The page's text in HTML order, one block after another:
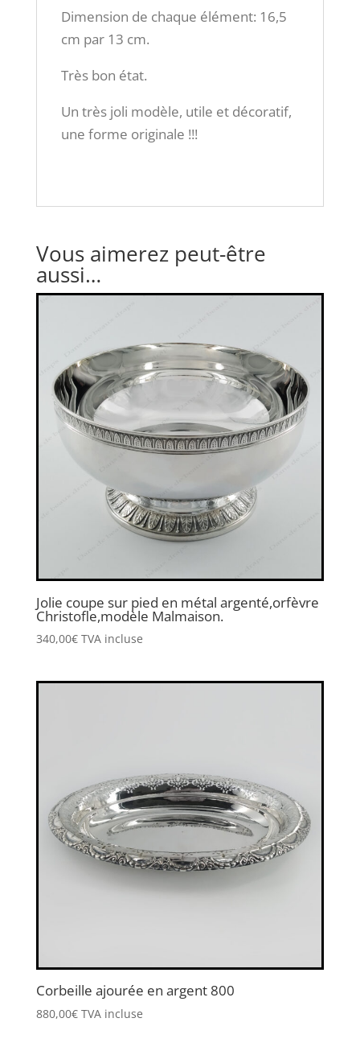
Dimension de chaque élément: 16,5
cm par 13 cm.
Très bon état.
Un très joli modèle, utile et décoratif,
une forme originale !!!
Vous aimerez peut-être
aussi…
Jolie coupe sur pied en métal argenté,orfèvre
Christofle,modèle Malmaison.
340,00€ TVA incluse
Corbeille ajourée en argent 800
880,00€ TVA incluse